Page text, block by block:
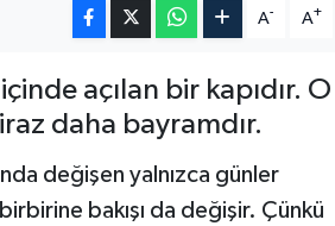
A- A+
açılan bir kapıdır. O
daha bayramdır.
değişen yalnızca günler
bakışı da değişir. Çünkü